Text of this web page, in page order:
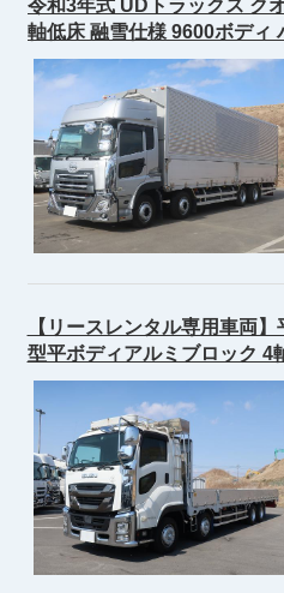
令和3年式 UDトラックス ク
軸低床 融雪仕様 9600ボデ
りパック施工済み！★
【リースレンタル専用車両
型平ボディアルミブロック 4